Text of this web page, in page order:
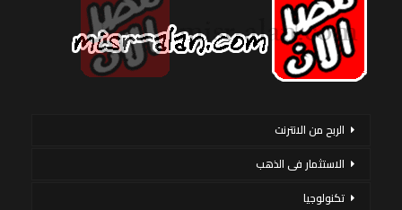
الربح من الانترنت
الاستثمار فى الذهب
تكنولوجيا